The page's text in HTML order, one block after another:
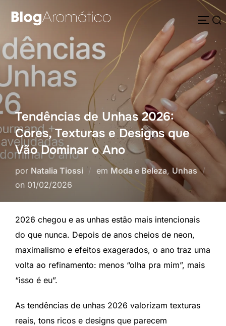
para
conteúdo
Pesquisar
por:
Tendências de Unhas 2026:
Cores, Texturas e Designs que
Vão Dominar o Ano
por Natalia Tiossi em Moda e Beleza, Unhas
on Postado
01/02/2026
2026 chegou e as unhas estão mais intencionais
do que nunca. Depois de anos cheios de neon,
maximalismo e efeitos exagerados, o ano traz uma
volta ao refinamento: menos “olha pra mim”, mais
“isso é eu”.
As tendências de unhas 2026 valorizam texturas
reais, tons ricos e designs que parecem